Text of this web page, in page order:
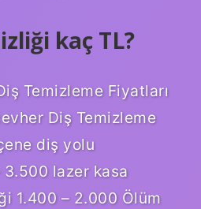
kaç TL?
Temizleme Fiyatları
Diş Temizleme
diş yolu
lazer kasa
1.400 – 2.000 Ölüm